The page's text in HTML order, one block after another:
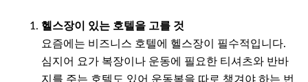
헬스장이 있는 호텔을 고를 것
요즘에는 비즈니스 호텔에 헬스장이 필수적입니다.
심지어 요가 복장이나 운동에 필요한 티셔츠와 반바
지를 주는 호텔도 있어 운동복을 따로 챙겨야 하는 번